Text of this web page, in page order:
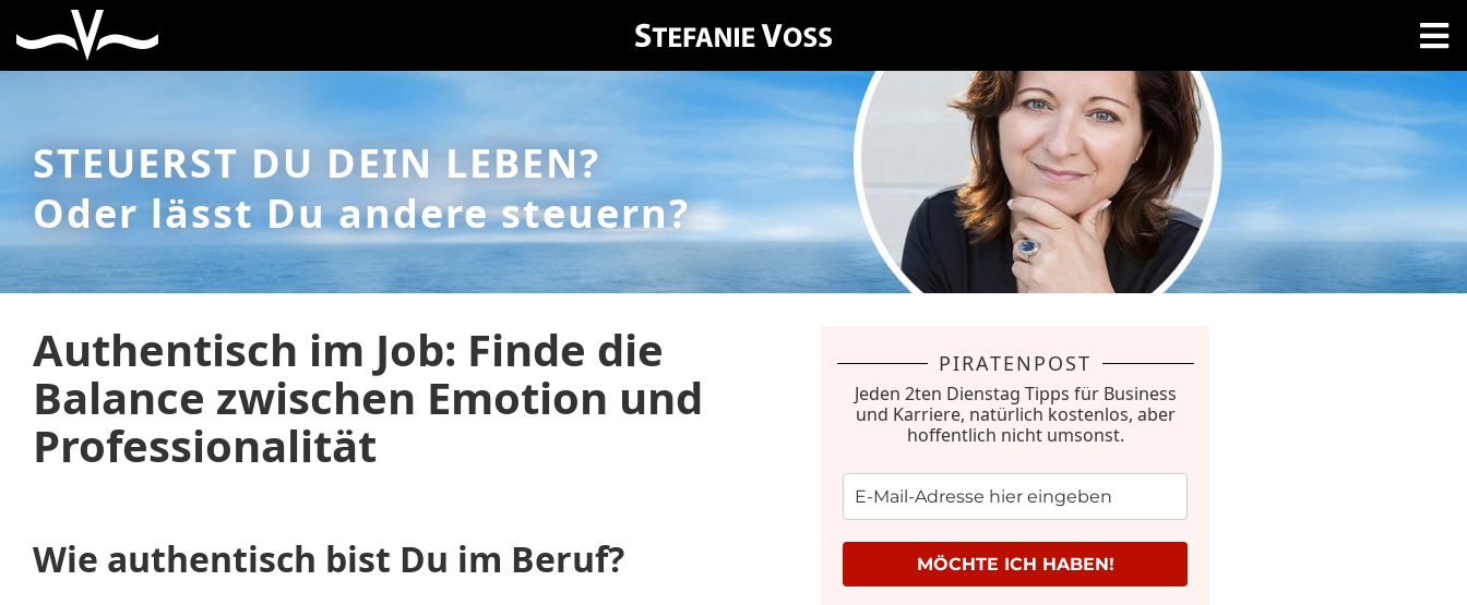
STEUERST DU DEIN LEBEN?
Oder lässt Du andere steuern?
Authentisch im Job: Finde die
Balance zwischen Emotion und
Professionalität
Wie authentisch bist Du im Beruf?
PIRATENPOST
Jeden 2ten Dienstag Tipps für Business
und Karriere, natürlich kostenlos, aber
hoffentlich nicht umsonst.
MÖCHTE ICH HABEN!